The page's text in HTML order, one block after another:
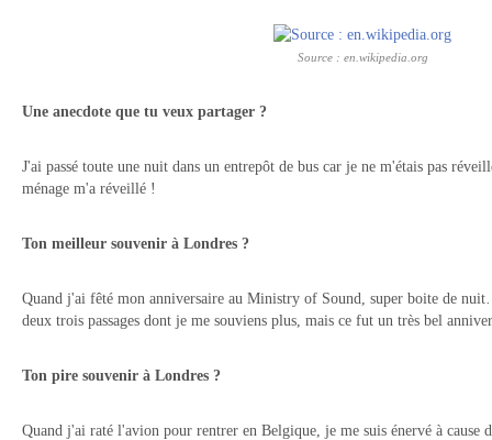
Source : en.wikipedia.org
Une anecdote que tu veux partager ?
J'ai passé toute une nuit dans un entrepôt de bus car je ne m'étais pas
ménage m'a réveillé !
Ton meilleur souvenir à Londres ?
Quand j'ai fêté mon anniversaire au Ministry of Sound, super boite de
deux trois passages dont je me souviens plus, mais ce fut un très bel
Ton pire souvenir à Londres ?
Quand j'ai raté l'avion pour rentrer en Belgique, je me suis énervé à cause